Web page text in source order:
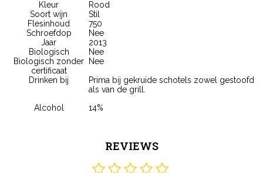
Kleur
Rood
Soort wijn
Stil
Flesinhoud
750
Schroefdop
Nee
Jaar
2013
Biologisch
Nee
Biologisch zonder
certificaat
Nee
Drinken bij
Prima bij gekruide schotels zowel gestoofd
als van de grill.
Alcohol
14%
REVIEWS